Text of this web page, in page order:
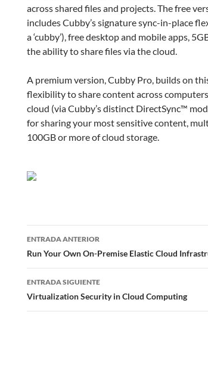
across shared files and projects. The free
includes Cubby’s signature sync-in-place
a ‘cubby’), free desktop and mobile apps,
the ability to share files via the cloud.
A premium version, Cubby Pro, builds on
flexibility to share content across
cloud (via Cubby’s distinct DirectSync™
for sharing your most sensitive content,
100GB or more of cloud storage.
Navegador
de
entradas
ENTRADA ANTERIOR
Run Your Own On-Premise Elastic Cloud
ENTRADA SIGUIENTE
Virtualization Security in Cloud Computing